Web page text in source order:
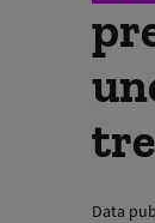
Data